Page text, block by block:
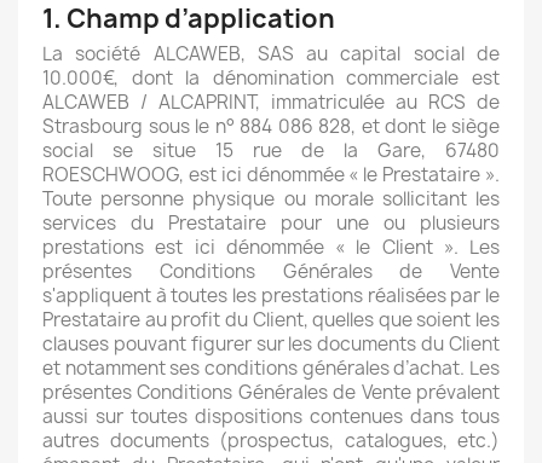
1. Champ d’application
La société ALCAWEB, SAS au capital social de
10.000€, dont la dénomination commerciale est
ALCAWEB / ALCAPRINT, immatriculée au RCS de
Strasbourg sous le n° 884 086 828, et dont le siège
social se situe 15 rue de la Gare, 67480
ROESCHWOOG, est ici dénommée « le Prestataire ».
Toute personne physique ou morale sollicitant les
services du Prestataire pour une ou plusieurs
prestations est ici dénommée « le Client ». Les
présentes Conditions Générales de Vente
s'appliquent à toutes les prestations réalisées par le
Prestataire au profit du Client, quelles que soient les
clauses pouvant figurer sur les documents du Client
et notamment ses conditions générales d’achat. Les
présentes Conditions Générales de Vente prévalent
aussi sur toutes dispositions contenues dans tous
autres documents (prospectus, catalogues, etc.)